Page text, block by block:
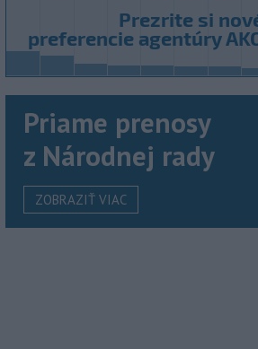
Priame prenosy
z Národnej rady
ZOBRAZIŤ VIAC